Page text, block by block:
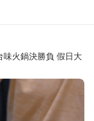
味火鍋決勝負 假日大